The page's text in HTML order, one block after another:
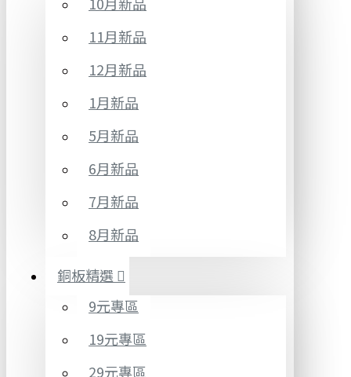
11月新品
12月新品
1月新品
5月新品
6月新品
7月新品
8月新品
銅板精選
9元專區
19元專區
29元專區